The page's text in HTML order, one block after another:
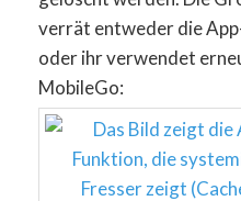
verrät entweder die
oder ihr verwendet
MobileGo: